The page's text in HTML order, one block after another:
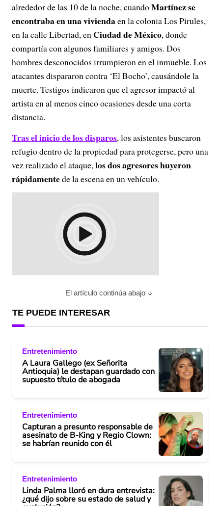
alrededor de las 10 de la noche, cuandoMartínez se
encontraba en una viviendaen la colonia Los Pirules,
en la calle Libertad, en Ciudad de México, donde
compartía con algunos familiares y amigos. Dos
hombres desconocidos irrumpieron en el inmueble. Los
atacantes dispararon contra ‘El Bocho’, causándole la
muerte. Testigos indicaron que el agresor impactó al
artista en al menos cinco ocasiones desde una corta
distancia.
Tras el inicio de los disparos, los asistentes buscaron
refugio dentro de la propiedad para protegerse, pero una
vez realizado el ataque, los dos agresores huyeron
rápidamentede la escena en un vehículo.
El artículo continúa abajo
TE PUEDE INTERESAR
Entretenimiento
A Laura Gallego (ex Señorita
Antioquia) le destapan guardado con
supuesto título de abogada
Entretenimiento
Capturan a presunto responsable de
asesinato de B-King y Regio Clown:
se habrían reunido con él
Entretenimiento
Linda Palma lloró en dura entrevista:
¿qué dijo sobre su estado de salud y